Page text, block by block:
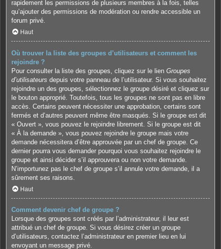
rapidement les permissions de plusieurs membres à la fois, telles
qu’ajouter des permissions de modération ou rendre accessible un
forum privé.
Haut
Où trouver la liste des groupes d’utilisateurs et comment les
rejoindre ?
Pour consulter la liste des groupes, cliquez sur le lien Groupes
d’utilisateurs depuis votre panneau de l’utilisateur. Si vous souhaitez
rejoindre un des groupes, sélectionnez le groupe désiré et cliquez sur
le bouton approprié. Toutefois, tous les groupes ne sont pas en libre
accès. Certains peuvent nécessiter une approbation, certains sont
fermés et d’autres peuvent même être masqués. Si le groupe est dit
« Ouvert », vous pouvez le rejoindre librement. Si le groupe est dit
« À la demande », vous pouvez rejoindre le groupe mais votre
demande nécessitera d’être approuvée par un chef de groupe. Ce
dernier pourra vous demander pourquoi vous souhaitez rejoindre le
groupe et ainsi décider s’il approuvera ou non votre demande.
N’importunez pas le chef de groupe s’il annule votre demande, il a
sûrement ses raisons.
Haut
Comment devenir chef de groupe ?
Lorsque des groupes sont créés par l’administrateur, il leur est
attribué un chef de groupe. Si vous désirez créer un groupe
d’utilisateurs, contactez l’administrateur en premier lieu en lui
envoyant un message privé.